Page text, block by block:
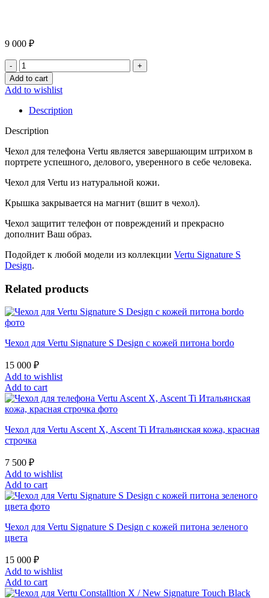
9 000 ₽
Чехол
для
Vertu
Signature
S
Design
Silver
красной
прострочкой
кожа
Add to cart
Add to wishlist
Description
Description
Чехол для телефона Vertu является завершающим штрихом в
портрете успешного, делового, уверенного в себе человека.
Чехол для Vertu из натуральной кожи.
Крышка закрывается на магнит (вшит в чехол).
Чехол защитит телефон от повреждений и прекрасно
дополнит Ваш образ.
Подойдет к любой модели из коллекции Vertu Signature S
Design.
Related products
Чехол для Vertu Signature S Design с кожей питона bordo
15 000 ₽
Add to wishlist
Add to cart
Чехол для Vertu Ascent X, Ascent Ti Итальянская кожа, красная
строчка
7 500 ₽
Add to wishlist
Add to cart
Чехол для Vertu Signature S Design с кожей питона зеленого
цвета
15 000 ₽
Add to wishlist
Add to cart